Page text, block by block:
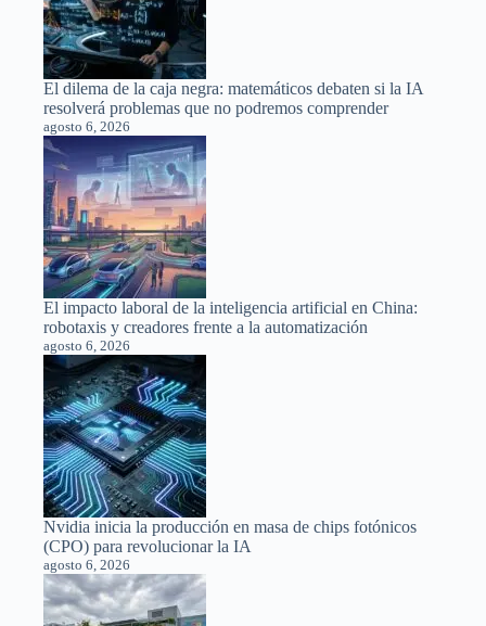
El dilema de la caja negra: matemáticos debaten si la IA
resolverá problemas que no podremos comprender
agosto 6, 2026
El impacto laboral de la inteligencia artificial en China:
robotaxis y creadores frente a la automatización
agosto 6, 2026
Nvidia inicia la producción en masa de chips fotónicos
(CPO) para revolucionar la IA
agosto 6, 2026